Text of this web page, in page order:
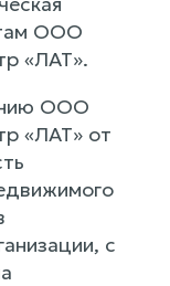
ООО
«ЛАТ».
ООО
«ЛАТ» от
с